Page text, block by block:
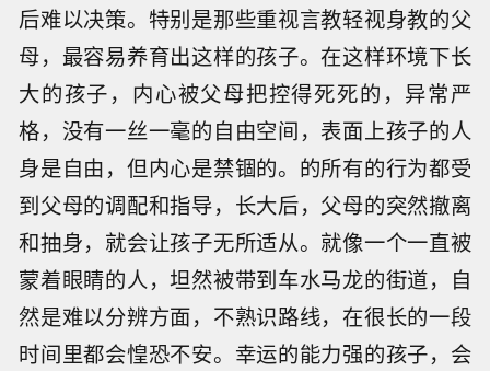
后难以决策。特别是那些重视言教轻视身教的父
母，最容易养育出这样的孩子。在这样环境下长
大的孩子，内心被父母把控得死死的，异常严
格，没有一丝一毫的自由空间，表面上孩子的人
身是自由，但内心是禁锢的。的所有的行为都受
到父母的调配和指导，长大后，父母的突然撤离
和抽身，就会让孩子无所适从。就像一个一直被
蒙着眼睛的人，坦然被带到车水马龙的街道，自
然是难以分辨方面，不熟识路线，在很长的一段
时间里都会惶恐不安。幸运的能力强的孩子，会